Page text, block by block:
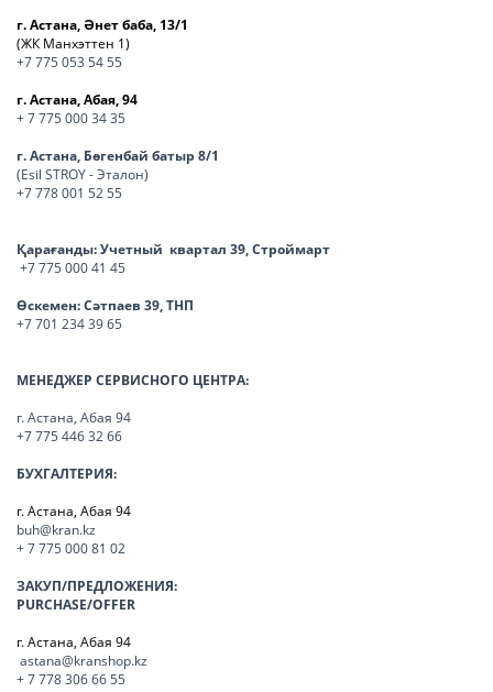
г. Астана, Әнет баба, 13/1
(ЖК Манхэттен 1)
+7 775 053 54 55
г. Астана, Абая, 94
+ 7 775 000 34 35
г. Астана, Бөгенбай батыр 8/1
(Esil STROY - Эталон)
+7 778 001 52 55
Қарағанды:Учетный квартал 39, Строймарт
+7 775 000 41 45
Өскемен:Сәтпаев 39, ТНП
+7 701 234 39 65
МЕНЕДЖЕР СЕРВИСНОГО ЦЕНТРА:
г. Астана, Абая 94
+7 775 446 32 66
БУХГАЛТЕРИЯ:
г. Астана, Абая 94
buh@kran.kz
+ 7 775 000 81 02
ЗАКУП/ПРЕДЛОЖЕНИЯ:
PURCHASE/OFFER
г. Астана, Абая 94
astana@kranshop.kz
+ 7 778 306 66 55